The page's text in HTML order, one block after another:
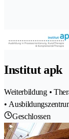
Institut apk
Weiterbildung •
•
Geschlossen